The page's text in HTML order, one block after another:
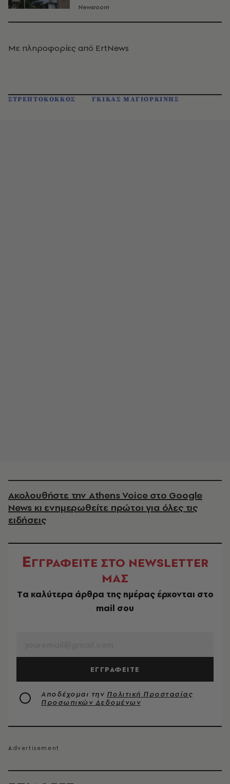
Newsroom
Με πληροφορίες από ErtNews
ΣΤΡΕΠΤΟΚΟΚΚΟΣ ΓΚΙΚΑΣ ΜΑΓΙΟΡΚΙΝΗΣ
Ακολουθήστε την Athens Voice στο Google
News κι ενημερωθείτε πρώτοι για όλες τις
ειδήσεις
ΕΓΓΡΑΦΕΙΤΕ ΣΤΟ NEWSLETTER
ΜΑΣ
Tα καλύτερα άρθρα της ημέρας έρχονται στο
mail σου
ΕΓΓΡΑΦΕΙΤΕ
Αποδέχομαι την Πολιτική Προστασίας
Προσωπικών Δεδομένων